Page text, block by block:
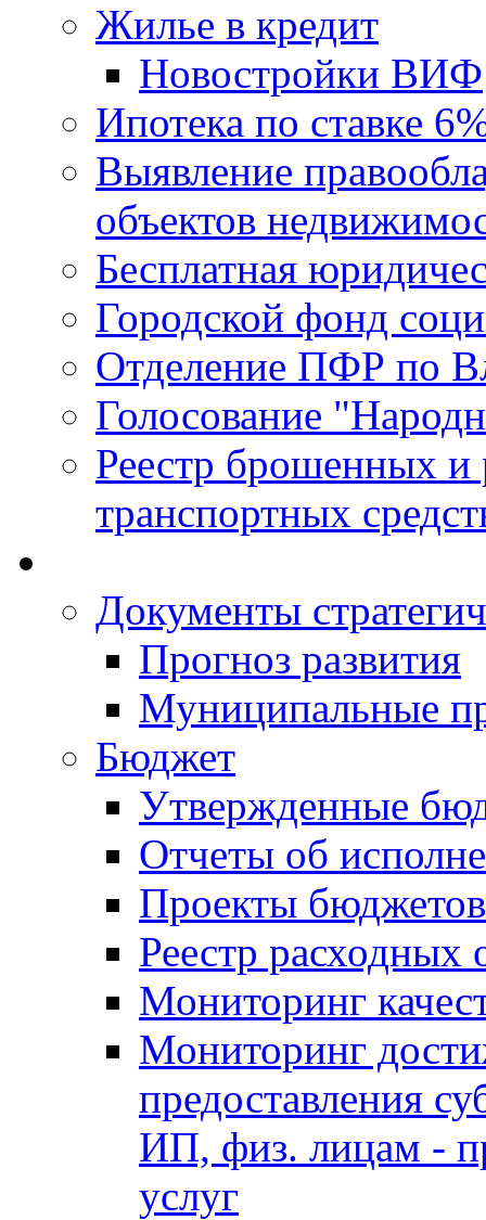
Жилье в кредит
Новостройки ВИФ
Ипотека по ставке
Выявление
объектов
Бесплатная
Городской фонд
Отделение ПФР по
Голосование
Реестр брошенных и
транспортных
Документы
Прогноз развития
Муниципальные
Бюджет
Утвержденные
Отчеты об
Проекты бюджетов
Реестр расходных
Мониторинг
Мониторинг
предоставления
ИП, физ. лицам -
услуг